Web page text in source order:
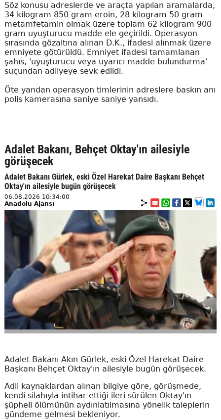
Söz konusu adreslerde ve araçta yapılan aramalarda,
34 kilogram 850 gram eroin, 28 kilogram 50 gram
metamfetamin olmak üzere toplam 62 kilogram 900
gram uyuşturucu madde ele geçirildi. Operasyon
sırasında gözaltına alınan D.K., ifadesi alınmak üzere
emniyete götürüldü. Emniyet ifadesi tamamlanan
şahıs, 'uyuşturucu veya uyarıcı madde bulundurma'
suçundan adliyeye sevk edildi.
Öte yandan operasyon timlerinin adreslere baskın anı
polis kamerasına saniye saniye yansıdı.
Adalet Bakanı, Behçet Oktay'ın ailesiyle
görüşecek
Adalet Bakanı Gürlek, eski Özel Harekat Daire Başkanı Behçet
Oktay'ın ailesiyle bugün görüşecek
06.08.2026 10:34:00
Anadolu Ajansı
Adalet Bakanı Akın Gürlek, eski Özel Harekat Daire
Başkanı Behçet Oktay'ın ailesiyle bugün görüşecek.
Adli kaynaklardan alınan bilgiye göre, görüşmede,
kendi silahıyla intihar ettiği ileri sürülen Oktay'ın
şüpheli ölümünün aydınlatılmasına yönelik taleplerin
gündeme gelmesi bekleniyor.